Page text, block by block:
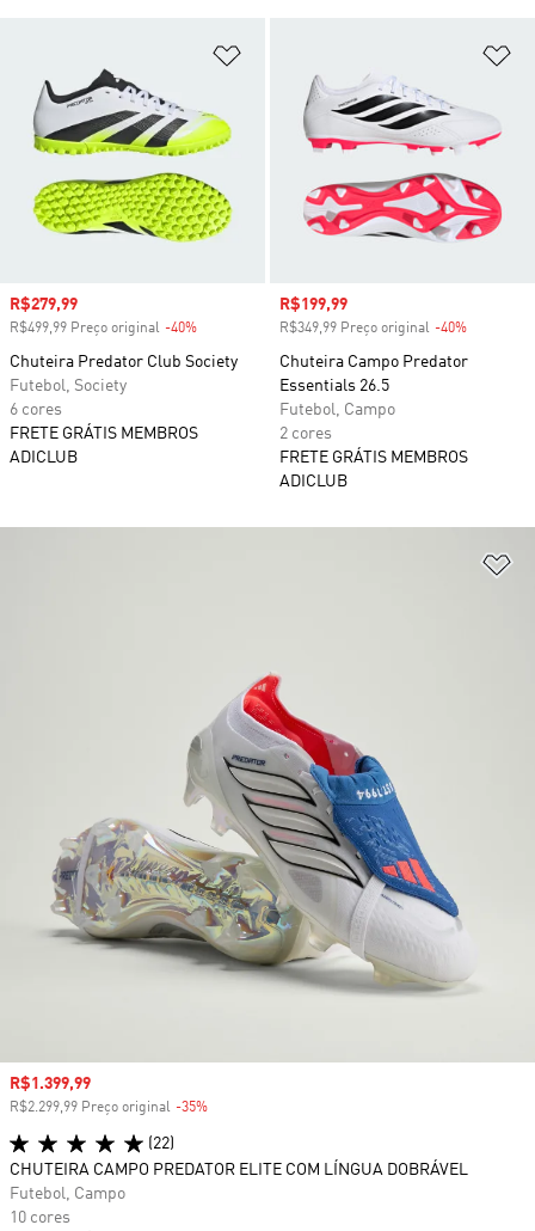
Preço com desconto
R$279,99
R$499,99 Preço original -40%
Chuteira Predator Club Society
Futebol, Society
6 cores
FRETE GRÁTIS MEMBROS
ADICLUB
Preço com desconto
R$199,99
R$349,99 Preço original -40%
Chuteira Campo Predator
Essentials 26.5
Futebol, Campo
2 cores
FRETE GRÁTIS MEMBROS
ADICLUB
Preço com desconto
R$1.399,99
R$2.299,99 Preço original -35%
(22)
CHUTEIRA CAMPO PREDATOR ELITE COM LÍNGUA DOBRÁVEL
Futebol, Campo
10 cores